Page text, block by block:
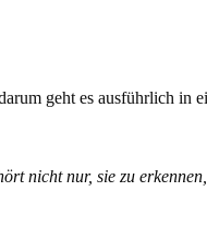
geht es ausführlich
nicht nur, sie zu